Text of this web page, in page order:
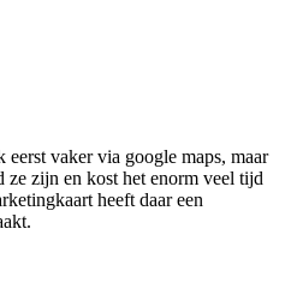
vaker via google maps, maar
ze zijn en kost het enorm veel tijd
heeft daar een